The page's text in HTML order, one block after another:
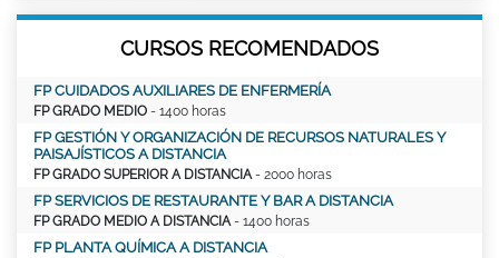
CURSOS RECOMENDADOS
FP CUIDADOS AUXILIARES DE ENFERMERÍA
FP GRADO MEDIO - 1400 horas
FP GESTIÓN Y ORGANIZACIÓN DE RECURSOS NATURALES Y
PAISAJÍSTICOS A DISTANCIA
FP GRADO SUPERIOR A DISTANCIA- 2000 horas
FP SERVICIOS DE RESTAURANTE Y BAR A DISTANCIA
FP GRADO MEDIO A DISTANCIA- 1400 horas
FP PLANTA QUÍMICA A DISTANCIA